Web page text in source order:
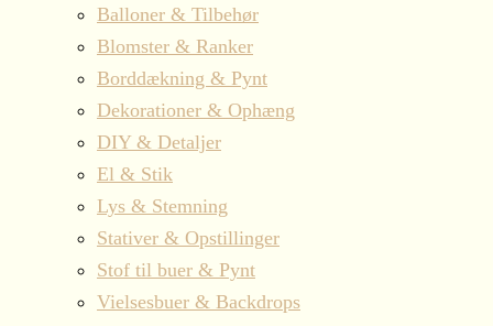
Balloner & Tilbehør
Blomster & Ranker
Borddækning & Pynt
Dekorationer & Ophæng
DIY & Detaljer
El & Stik
Lys & Stemning
Stativer & Opstillinger
Stof til buer & Pynt
Vielsesbuer & Backdrops